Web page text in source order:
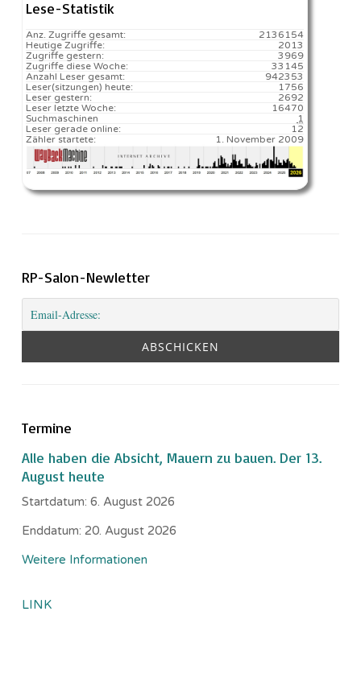
Lese-Statistik
2136154
Anz. Zugriffe gesamt:
2013
Heutige Zugriffe:
3969
Zugriffe gestern:
33145
Zugriffe diese Woche:
942353
Anzahl Leser gesamt:
1756️
Leser(sitzungen) heute:
2692
Leser gestern:
16470️
Leser letzte Woche:
1
Suchmaschinen
12
Leser gerade online:
1. November 2009
Zähler startete:
RP-Salon-Newletter
Termine
Alle haben die Absicht, Mauern zu bauen. Der 13.
August heute
Startdatum: 6. August 2026
Enddatum: 20. August 2026
Weitere Informationen
LINK